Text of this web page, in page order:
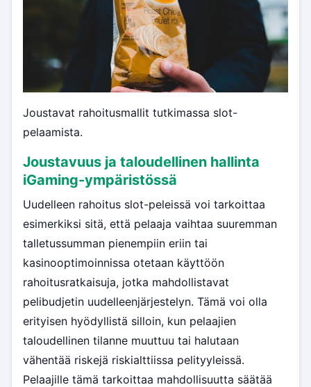
Joustavat rahoitusmallit tutkimassa slot-
pelaamista.
Joustavuus ja taloudellinen hallinta
iGaming-ympäristössä
Uudelleen rahoitus slot-peleissä voi tarkoittaa
esimerkiksi sitä, että pelaaja vaihtaa suuremman
talletussumman pienempiin eriin tai
kasinooptimoinnissa otetaan käyttöön
rahoitusratkaisuja, jotka mahdollistavat
pelibudjetin uudelleenjärjestelyn. Tämä voi olla
erityisen hyödyllistä silloin, kun pelaajien
taloudellinen tilanne muuttuu tai halutaan
vähentää riskejä riskialttiissa pelityyleissä.
Pelaajille tämä tarkoittaa mahdollisuutta säätää